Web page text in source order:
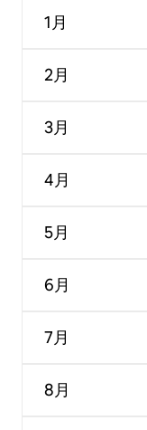
1月
2月
3月
4月
5月
6月
7月
8月